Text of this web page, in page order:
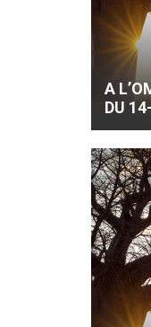
A L’OMBRE DU GRAND BAOBAB
DU